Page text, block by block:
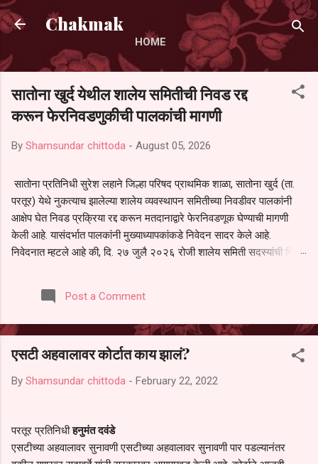
Skip to main content
Chakmak
HOME
सातोना खुर्द येथील शालेय समितीची निवड रद्द
करून फेरनिवडणुकीची पालकांची मागणी
By Shamsundar chittoda - August 05, 2026
सातोना प्रतिनिधी सुरेश लहाने जिल्हा परिषद प्राथमिक शाळा, सातोना खुर्द (ता.
परतूर) येथे नुकत्याच झालेल्या शालेय व्यवस्थापन समितीच्या निवडीवर पालकांनी
आक्षेप घेत निवड प्रक्रिया रद्द करून मतदानाद्वारे फेरनिवडणूक घेण्याची मागणी
केली आहे. यासंदर्भात पालकांनी मुख्याध्यापकांकडे निवेदन सादर केले आहे.
निवेदनात म्हटले आहे की, दि. २७ जुलै २०२६ रोजी शालेय समिती सदस्यांची निवड
पालकांना देण्यात आली नसल्याने मोठ्या संख्येने पालक बैठकीस उपस्थित राहू शकले
नाहीत. तसेच सर्व पालकांना विश्वासात न घेता निवड प्रक्रिया पूर्ण करण्यात
करण्यात यावी आणि सर्व पालकांच्या उपस्थितीत मतदान पद्धतीने शालेय समितीची
फेरनिवडणूक घेण्यात यावी, अशी मागणी पालकांनी केली आहे. या निवेदनाच्या प्रती
परतूर यांनाही पाठविण्यात आल्या असून प्रशासन याबाबत काय निर्णय घेते, याकडे
Post a Comment
एसटी अहवालावर कोर्टात काय झालं?
By Shamsundar chittoda - February 22, 2022
परतूर प्रतिनिधीहनुमंत दवंडे
एसटीच्या अहवालावर सुनावणी एसटीच्या अहवालावर सुनावणी पार पडल्यानंतर